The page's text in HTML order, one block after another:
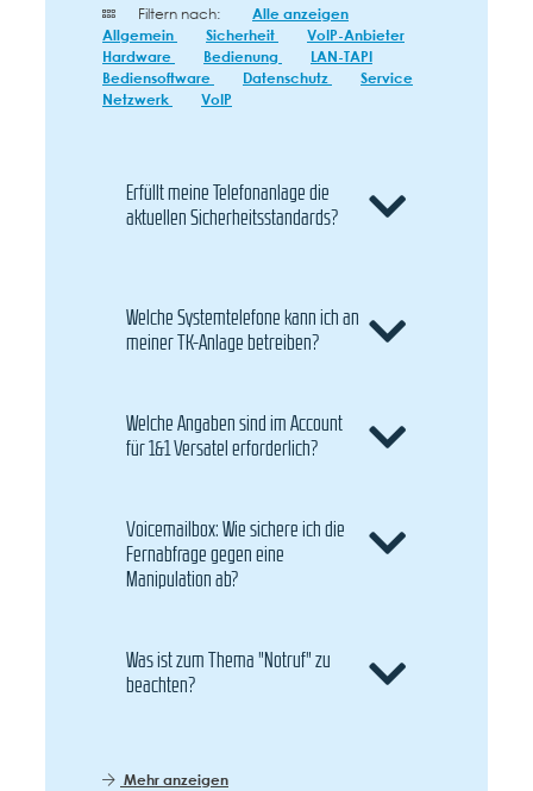
Filtern nach:
Alle anzeigen
Allgemein
Sicherheit
VoIP-Anbieter
Hardware
Bedienung
LAN-TAPI
Bediensoftware
Datenschutz
Service
Netzwerk
VoIP
Erfüllt meine Telefonanlage die
aktuellen Sicherheitsstandards?
Welche Systemtelefone kann ich an
meiner TK-Anlage betreiben?
Welche Angaben sind im Account
für 1&1 Versatel erforderlich?
Voicemailbox: Wie sichere ich die
Fernabfrage gegen eine
Manipulation ab?
Was ist zum Thema "Notruf" zu
beachten?
Mehr anzeigen